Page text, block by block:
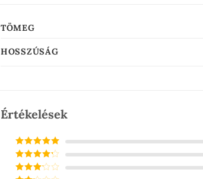
TÖMEG
HOSSZÚSÁG
Értékelések
Értékelés:5
/ 5
Értékelés:
4/ 5